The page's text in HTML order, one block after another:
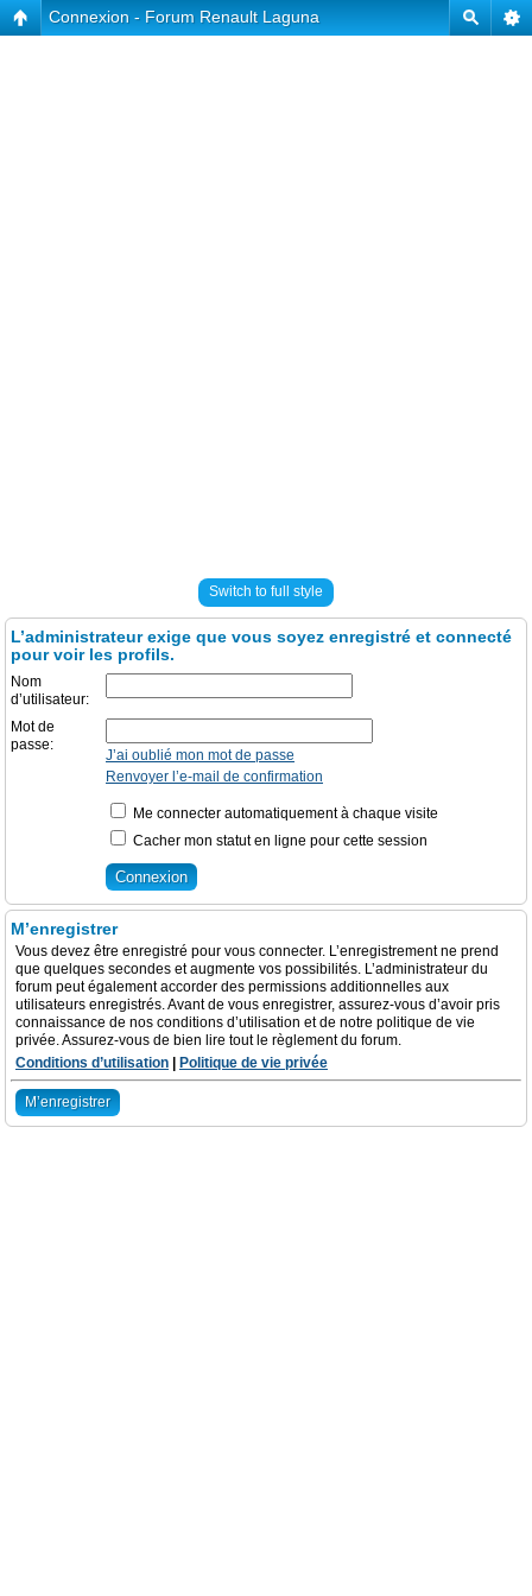
Connexion - Forum Renault Laguna
Switch to full style
L’administrateur exige que vous soyez enregistré et connecté
pour voir les profils.
Nom
d’utilisateur:
Mot de
passe:
J’ai oublié mon mot de passe
Renvoyer l’e-mail de confirmation
Me connecter automatiquement à chaque visite
Cacher mon statut en ligne pour cette session
M’enregistrer
Vous devez être enregistré pour vous connecter. L’enregistrement ne prend
que quelques secondes et augmente vos possibilités. L’administrateur du
forum peut également accorder des permissions additionnelles aux
utilisateurs enregistrés. Avant de vous enregistrer, assurez-vous d’avoir pris
connaissance de nos conditions d’utilisation et de notre politique de vie
privée. Assurez-vous de bien lire tout le règlement du forum.
Conditions d’utilisation
Politique de vie privée
M’enregistrer